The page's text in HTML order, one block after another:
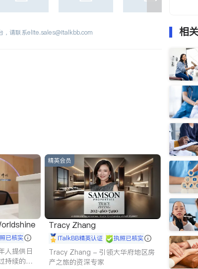
，请联系elite.sales@italkbb.com
已核实
人提供日
持续的护
精英会员
Tracy Zhang
iTalkBB精英认证 执照已核实
Tracy Zhang - 引领大华府地区房
产之旅的资深专家
相